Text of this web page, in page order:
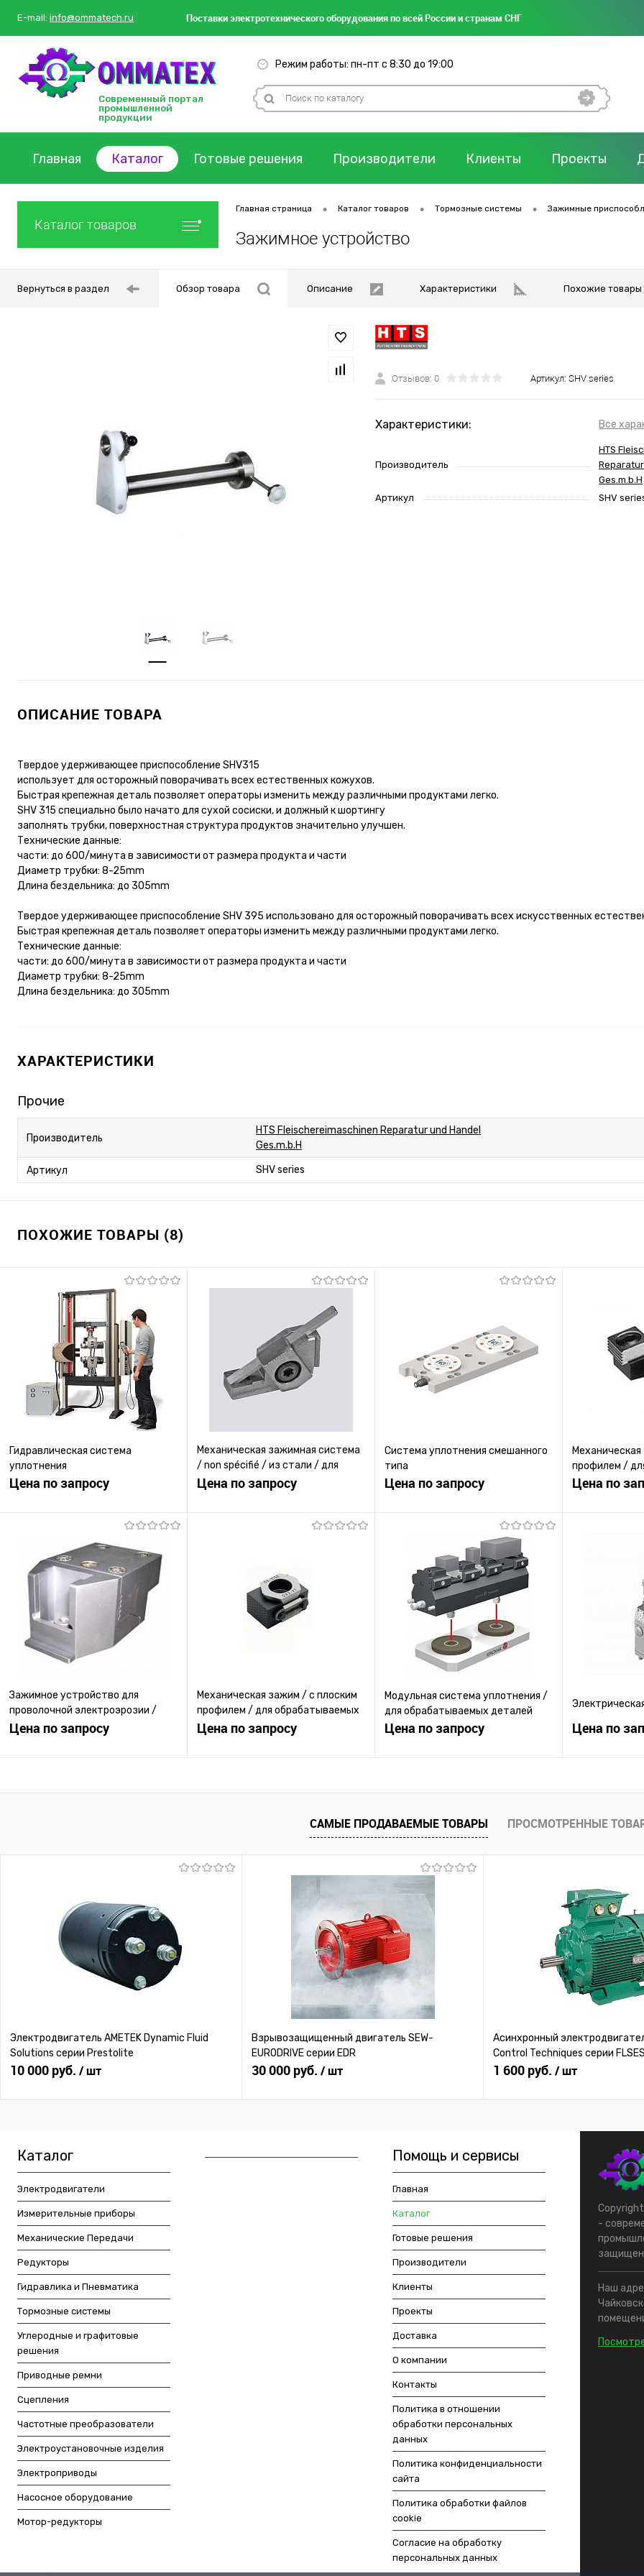
E-mail: info@ommatech.ru Поставкиэлектротехнического оборудования по всей России и странам СНГ
Современный портал
промышленной
продукции
Режим работы: пн-пт с 8:30 до 19:00
Главная Каталог Готовые решения Производители Клиенты Проекты
Каталог товаров
Главная страница • Каталог товаров • Тормозные системы • Зажимные
Зажимное устройство
Вернуться в раздел Обзор товара Описание Характеристики Похожие товары
Отзывов: 0 Артикул: SHV series
Характеристики: Все
Производитель
HTS
Ges.m.b.H
Артикул
SHV
ОПИСАНИЕ ТОВАРА
Твердое удерживающее приспособление SHV315
использует для осторожный поворачивать всех естественных кожухов.
Быстрая крепежная деталь позволяет операторы изменить между различными продуктами легко.
SHV 315 специально было начато для сухой сосиски, и должный к шортингу
заполнять трубки, поверхностная структура продуктов значительно улучшен.
Технические данные:
части: до 600/минута в зависимости от размера продукта и части
Диаметр трубки: 8-25mm
Длина бездельника: до 305mm
Твердое удерживающее приспособление SHV 395 использовано для осторожный поворачивать всех искусственных
Быстрая крепежная деталь позволяет операторы изменить между различными продуктами легко.
Технические данные:
части: до 600/минута в зависимости от размера продукта и части
Диаметр трубки: 8-25mm
Длина бездельника: до 305mm
ХАРАКТЕРИСТИКИ
Прочие
Производитель
HTS Fleischereimaschinen Reparatur und Handel
Ges.m.b.H
Артикул SHV series
ПОХОЖИЕ ТОВАРЫ (8)
Гидравлическая система
уплотнения
Цена по запросу
Запросить цену
Купить в 1 клик
К сравнению
В избранное
Под заказ
Механическая зажимная система
/ non spécifié / из стали / для
обрабатываемых деталей
Цена по запросу
Запросить цену
Купить в 1 клик
В избранное
Под заказ
Система уплотнения смешанного
типа
Цена по запросу
Запросить цену
Купить в 1 клик
К сравнению
В избранное
Под заказ
профилем /
Цена по
Купить в 1
Зажимное устройство для
проволочной электроэрозии /
механический / модульный
Цена по запросу
Механическая зажим / с плоским
профилем / для обрабатываемых
деталей
Цена по запросу
К сравнению
Под заказ
Модульная система уплотнения /
для обрабатываемых деталей
Цена по запросу
Купить в 1 клик
К сравнению
В избранное
Цена по
Купить в 1
САМЫЕ ПРОДАВАЕМЫЕ ТОВАРЫ ПРОСМОТРЕННЫЕ
Электродвигатель AMETEK Dynamic Fluid
Solutions серии Prestolite
10 000 руб. / шт
Взрывозащищенный двигатель SEW-
EURODRIVE серии EDR
30 000 руб. / шт
Асинхронный
Control Techniques серии FLSES
1 600 руб. / шт
Каталог
Электродвигатели
Измерительные приборы
Механические Передачи
Редукторы
Гидравлика и Пневматика
Тормозные системы
Углеродные и графитовые
решения
Приводные ремни
Сцепления
Частотные преобразователи
Электроустановочные изделия
Электроприводы
Насосное оборудование
Мотор-редукторы
Помощь и сервисы
Главная
Каталог
Готовые решения
Производители
Клиенты
Проекты
Доставка
О компании
Контакты
Политика в отношении
обработки персональных
данных
Политика конфиденциальности
сайта
Политика обработки файлов
cookie
Согласие на обработку
персональных данных
-
Наш